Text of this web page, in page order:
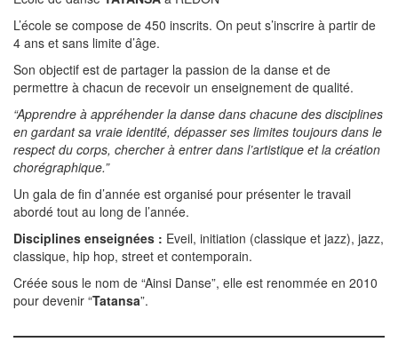
L’école se compose de 450 inscrits. On peut s’inscrire à partir de
4 ans et sans limite d’âge.
Son objectif est de partager la passion de la danse et de
permettre à chacun de recevoir un enseignement de qualité.
“Apprendre à appréhender la danse dans chacune des disciplines
en gardant sa vraie identité, dépasser ses limites toujours dans le
respect du corps, chercher à entrer dans l’artistique et la création
chorégraphique.”
Un gala de fin d’année est organisé pour présenter le travail
abordé tout au long de l’année.
Disciplines enseignées : Eveil, initiation (classique et jazz), jazz,
classique, hip hop, street et contemporain.
Créée sous le nom de “Ainsi Danse”, elle est renommée en 2010
pour devenir “Tatansa”.